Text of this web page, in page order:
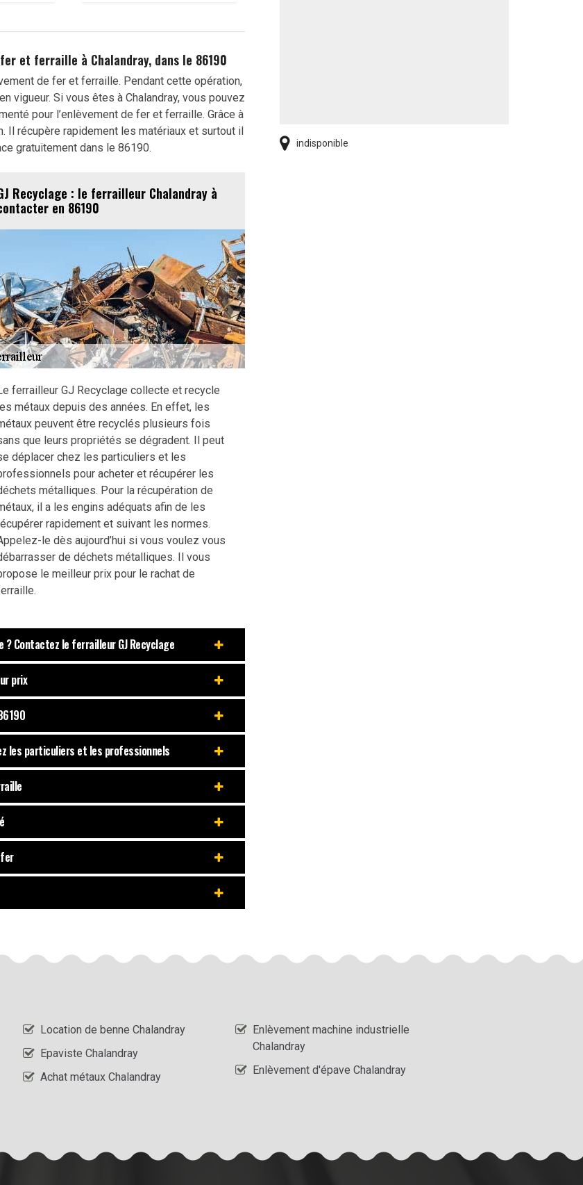
et ferraille à Chalandray, dans le 86190
de fer et ferraille. Pendant cette opération,
vigueur. Si vous êtes à Chalandray, vous pouvez
pour l’enlèvement de fer et ferraille. Grâce à
récupère rapidement les matériaux et surtout il
gratuitement dans le 86190.
Recyclage : le ferrailleur Chalandray à
en 86190
ferrailleur GJ Recyclage collecte et recycle
les métaux depuis des années. En effet, les
peuvent être recyclés plusieurs fois
que leurs propriétés se dégradent. Il peut
déplacer chez les particuliers et les
pour acheter et récupérer les
métalliques. Pour la récupération de
il a les engins adéquats afin de les
rapidement et suivant les normes.
le dès aujourd’hui si vous voulez vous
de déchets métalliques. Il vous
le meilleur prix pour le rachat de
Contactez le ferrailleur GJ Recyclage
prix
les particuliers et les professionnels
indisponible
Location de benne Chalandray
Epaviste Chalandray
Achat métaux Chalandray
Enlèvement machine industrielle
Chalandray
Enlèvement d'épave Chalandray